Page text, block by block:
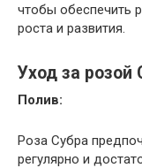
чтобы обеспечить
роста и развития.
Уход за розой
Полив:
Роза Субра
регулярно и